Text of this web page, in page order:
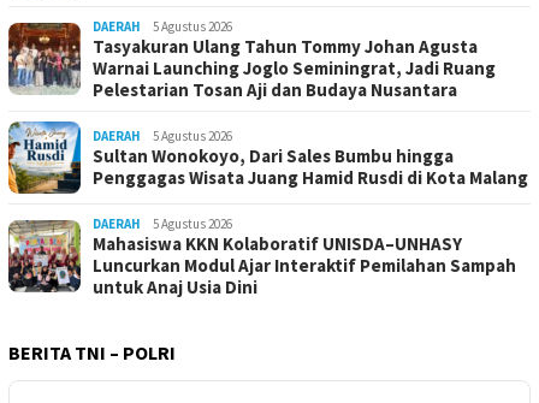
DAERAH 5 Agustus 2026
Tasyakuran Ulang Tahun Tommy Johan Agusta
Warnai Launching Joglo Seminingrat, Jadi Ruang
Pelestarian Tosan Aji dan Budaya Nusantara
DAERAH 5 Agustus 2026
Sultan Wonokoyo, Dari Sales Bumbu hingga
Penggagas Wisata Juang Hamid Rusdi di Kota Malang
DAERAH 5 Agustus 2026
Mahasiswa KKN Kolaboratif UNISDA–UNHASY
Luncurkan Modul Ajar Interaktif Pemilahan Sampah
untuk Anaj Usia Dini
BERITA TNI – POLRI